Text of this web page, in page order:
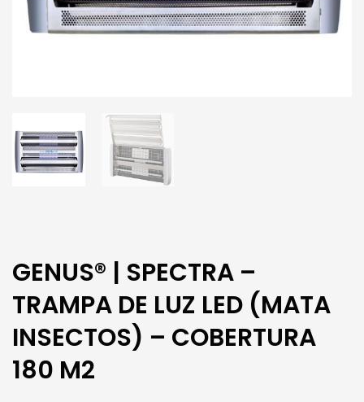
GENUS® | SPECTRA –
TRAMPA DE LUZ LED (MATA
INSECTOS) – COBERTURA
180 M2